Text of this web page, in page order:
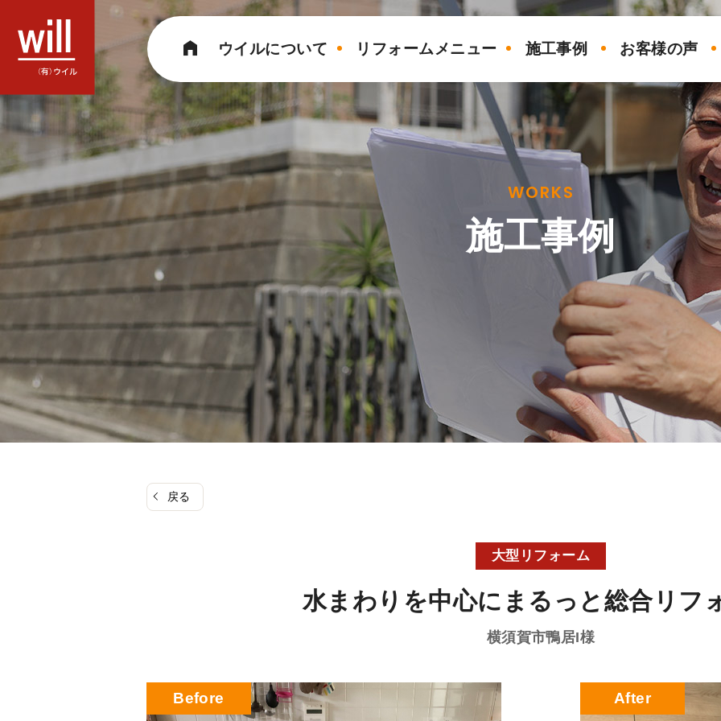
ン
ツ
ス
キ
ッ
ウイルについて リフォームメニュー 施工事例 お客様の声
WORKS
施工事例
戻る
大型リフォーム
水まわりを中心にまるっと総合リフ
横須賀市鴨居I様
Before After